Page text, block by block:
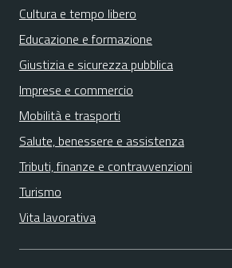
Cultura e tempo libero
Educazione e formazione
Giustizia e sicurezza pubblica
Imprese e commercio
Mobilità e trasporti
Salute, benessere e assistenza
Tributi, finanze e contravvenzioni
Turismo
Vita lavorativa